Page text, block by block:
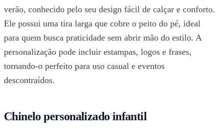
verão, conhecido pelo seu design fácil de calçar e conforto.
Ele possui uma tira larga que cobre o peito do pé, ideal
para quem busca praticidade sem abrir mão do estilo. A
personalização pode incluir estampas, logos e frases,
tornando-o perfeito para uso casual e eventos
descontraídos.
Chinelo personalizado infantil